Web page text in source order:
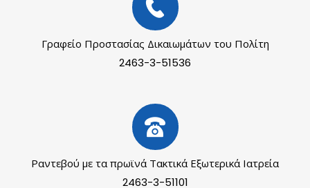
Γραφείο Προστασίας Δικαιωμάτων του Πολίτη
2463-3-51536
Ραντεβού με τα πρωϊνά Τακτικά Εξωτερικά Ιατρεία
2463-3-51101